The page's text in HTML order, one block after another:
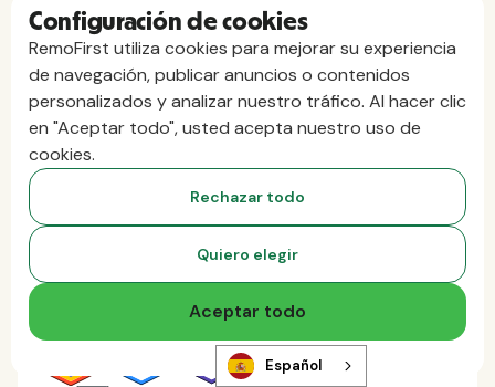
Distribuidores asociados
Compara
contra Deel
vs. Remoto
vs. Ostra
vs. Multiplicador
Configuración de cookies
RemoFirst utiliza cookies para mejorar su experiencia
de navegación, publicar anuncios o contenidos
personalizados y analizar nuestro tráfico. Al hacer clic
en "Aceptar todo", usted acepta nuestro uso de
cookies.
Rechazar todo
Quiero elegir
Aceptar todo
Español